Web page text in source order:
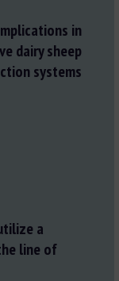
in
dairy sheep
systems
a
line of